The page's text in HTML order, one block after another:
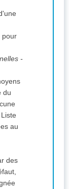
pour
-
du
au
des